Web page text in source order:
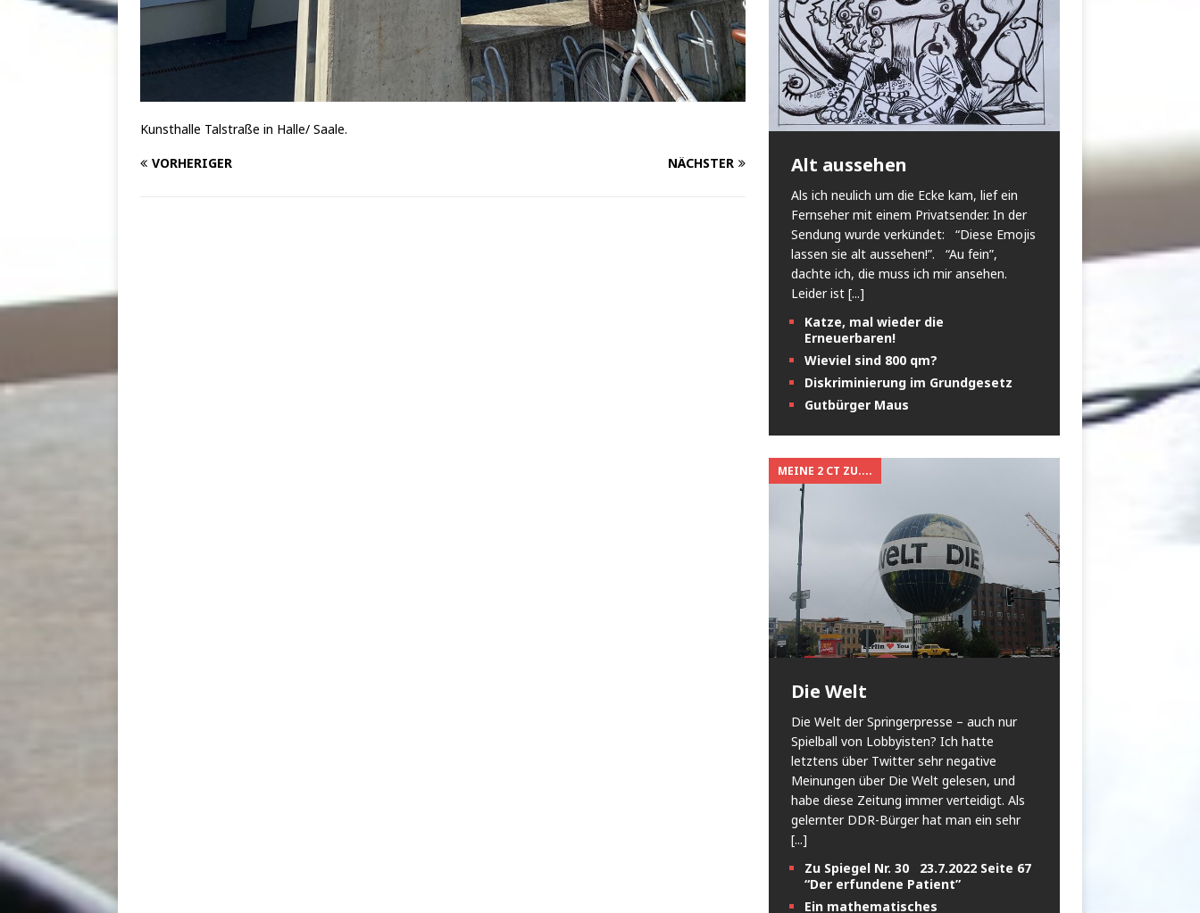
Kunsthalle Talstraße in Halle/ Saale.
VORHERIGER
NÄCHSTER Alt aussehen
Als ich neulich um die Ecke kam, lief ein
Fernseher mit einem Privatsender. In der
Sendung wurde verkündet: “Diese Emojis
lassen sie alt aussehen!”. “Au fein”,
dachte ich, die muss ich mir ansehen.
Leider ist [...]
Katze, mal wieder die
Erneuerbaren!
Wieviel sind 800 qm?
Diskriminierung im Grundgesetz
Gutbürger Maus
MEINE 2 CT ZU....
Die Welt
Die Welt der Springerpresse – auch nur
Spielball von Lobbyisten? Ich hatte
letztens über Twitter sehr negative
Meinungen über Die Welt gelesen, und
habe diese Zeitung immer verteidigt. Als
gelernter DDR-Bürger hat man ein sehr
[...]
Zu Spiegel Nr. 30 23.7.2022 Seite 67
“Der erfundene Patient”
Ein mathematisches